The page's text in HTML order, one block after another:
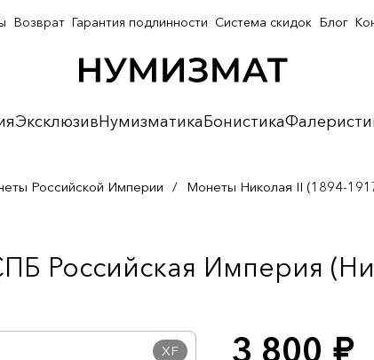
ЭксклюзивНумизматикаБонистика
Возврат Гарантия подлинности Система скидок Блог
Российской Империи / Монеты Николая II (1894-
Российская Империя
XF 3 800